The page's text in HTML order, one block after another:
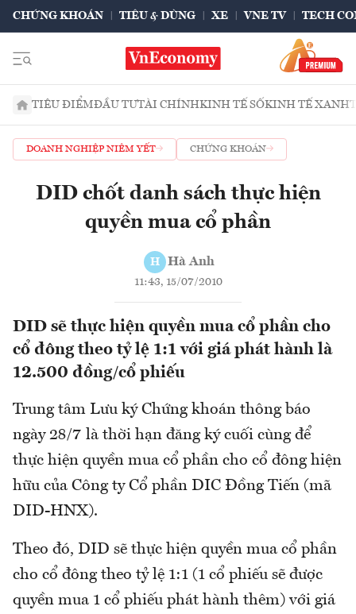
CHỨNG KHOÁN TIÊU & DÙNG XE VNE TV TECH
TIÊU ĐIỂMĐẦU TƯTÀI CHÍNHKINH TẾ SỐKINH TẾ XANH
DOANH NGHIỆP NIÊM YẾT CHỨNG KHOÁN
DID chốt danh sách thực hiện
quyền mua cổ phần
H Hà Anh
11:43, 15/07/2010
DID sẽ thực hiện quyền mua cổ phần cho
cổ đông theo tỷ lệ 1:1 với giá phát hành là
12.500 đồng/cổ phiếu
Trung tâm Lưu ký Chứng khoán thông báo
ngày 28/7 là thời hạn đăng ký cuối cùng để
thực hiện quyền mua cổ phần cho cổ đông hiện
hữu của Công ty Cổ phần DIC Đồng Tiến (mã
DID-HNX).
Theo đó, DID sẽ thực hiện quyền mua cổ phần
cho cổ đông theo tỷ lệ 1:1 (1 cổ phiếu sẽ được
quyền mua 1 cổ phiếu phát hành thêm) với giá